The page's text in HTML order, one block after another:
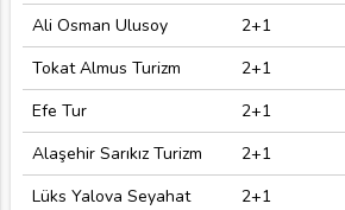
Ali Osman Ulusoy
2+1
Tokat Almus Turizm
2+1
Efe Tur
2+1
Alaşehir Sarıkız Turizm
2+1
Lüks Yalova Seyahat
2+1